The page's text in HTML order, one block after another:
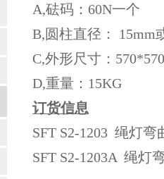
A,砝码：60N一个
B,圆柱直径： 15mm
C,外形尺寸：
D,重量：15KG
订货信息
SFT S2-1203 绳灯
SFT S2-1203A 绳灯